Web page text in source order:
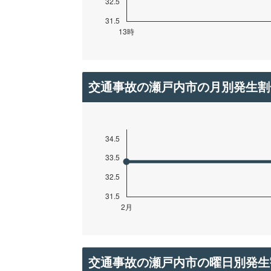
交通事故の瀬戸内市の月別発生
交通事故の瀬戸内市の曜日別発